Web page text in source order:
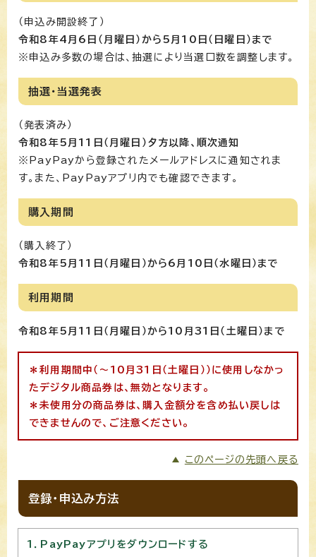
（申込み開設終了）
令和8年4月6日（月曜日）から5月10日（日曜日）まで
※申込み多数の場合は、抽選により当選口数を調整します。
抽選・当選発表
（発表済み）
令和8年5月11日（月曜日）夕方以降、順次通知
※PayPayから登録されたメールアドレスに通知されま
す。また、PayPayアプリ内でも確認できます。
購入期間
（購入終了）
令和8年5月11日（月曜日）から6月10日（水曜日）まで
利用期間
令和8年5月11日（月曜日）から10月31日（土曜日）まで
＊利用期間中（～10月31日（土曜日））に使用しなかっ
たデジタル商品券は、無効となります。
＊未使用分の商品券は、購入金額分を含め払い戻しは
できませんので、 ご注意ください。
このページの先頭へ戻る
登録・申込み方法
1．PayPayアプリをダウンロードする